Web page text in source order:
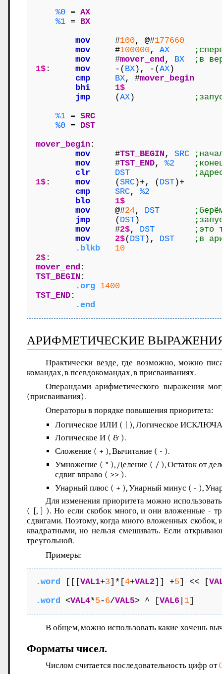
%0 = AX
%1 = BX
mov
     #
100, @#177660
mov
     #
100000, AX
mov
     #
mover_end , BX
;в
1$: mov
     -(
BX), -(AX)
cmp
BX, #mover_begin
bhi
1$
jmp
     (
AX)
%1 = SRC
%0 = DST
mover_begin:
mov
     #
TST_BEGIN , SRC
mov
     #
TST_END, %2
clr
DST
1$: mov
     (
SRC)+, (DST)+
cmp
SRC, %2
blo
1$
mov
     @#
24, DST
jmp
     (
DST)
mov
     #
2$, DST
;это
mov
2$(DST), DST
;в
.blkb
10
2$
mover_end
TST_BEGIN :
.org 1400
TST_END:
.end
АРИФМЕТИЧЕСКИЕ
Практически везде, где возможно, можно
командах, в псевдокомандах, в присваиваниях.
Операндами арифметического выражения
(присваивания).
Операторы в порядке повышения приоритета:
Логическое ИЛИ ( | ), Логическое
Логическое И ( & ).
Сложение ( + ), Вычитание ( - ).
Умножение ( * ), Деление ( / ), Остаток от
сдвиг вправо ( >> ).
Унарный плюс ( + ), Унарный минус ( - ),
Для изменения приоритета можно
( [, ] ). Но если скобок много, и они вложенные -
сдвигами. Поэтому, когда много вложенных
квадратными, но нельзя смешивать. Если
треугольной.
Примеры:
.word [[[VAL1+3]*[4+VAL2]] +5] << [
.word <VAL4*5-6/VAL5> ^ [VAL6| 1
В общем, можно использовать какие хочешь
Форматы чисел.
Числом считается последовательность цифр от